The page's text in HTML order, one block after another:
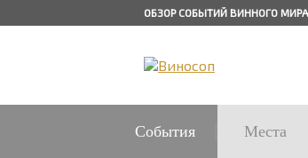
ОБЗОР СОБЫТИЙ ВИННОГО МИРА
События Места